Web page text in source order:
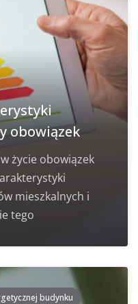
obowiązek
życie obowiązek
mieszkalnych i
tego
budynku